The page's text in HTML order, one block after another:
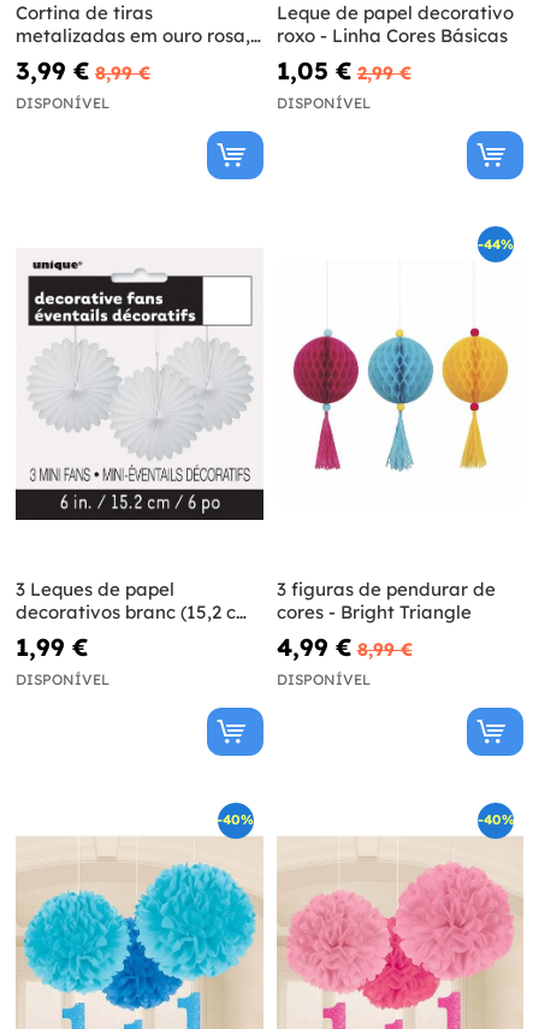
Cortina de tiras
metalizadas em ouro rosa,
branco e cor-de-rosa
3,99 € 8,99 €
DISPONÍVEL
Leque de papel decorativo
roxo - Linha Cores Básicas
1,05 € 2,99 €
DISPONÍVEL
3 Leques de papel
decorativos branc (15,2 cm)
- Linha Cores Básicas
1,99 €
DISPONÍVEL
-44%
3 figuras de pendurar de
cores - Bright Triangle
4,99 € 8,99 €
DISPONÍVEL
-40% -40%